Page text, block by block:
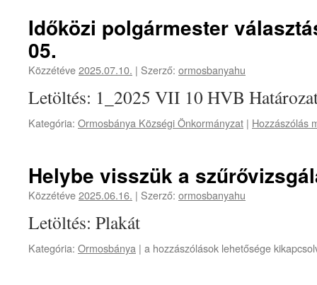
2025.07.14-
Időközi polgármester
05.
Közzétéve2025.07.10. | Szerző: ormosbanyahu
Letöltés: 1_2025 VII 10 HVB
Kategória: Ormosbánya Községi Önkormányzat | Hozzászólás
Helybe visszük a
Közzétéve2025.06.16. | Szerző: ormosbanyahu
Letöltés: Plakát
Kategória: Ormosbánya | Helybe
a hozzászólások lehetősége